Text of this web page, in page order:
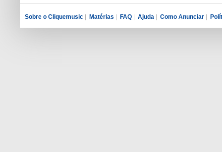
Sobre o Cliquemusic Matérias FAQ Ajuda Como Anunciar